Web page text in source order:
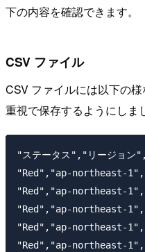
下の内容を確認できます。
CSV ファイル
CSV ファイルには以下の
重視で保存するようにしま
"ステータス","リージョン
"Red","ap-northeast-
"Red","ap-northeast-
"Red","ap-northeast-
"Red","ap-northeast-
"Red","ap-northeast-